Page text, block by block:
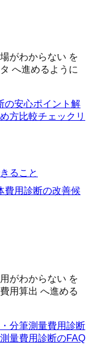
がわからない を
へ進めるように
の安心ポイント 解
方比較チェックリ
ること
費用診断の改善候
がわからない を
用算出 へ進める
分筆測量費用診断
測量費用診断のFAQ